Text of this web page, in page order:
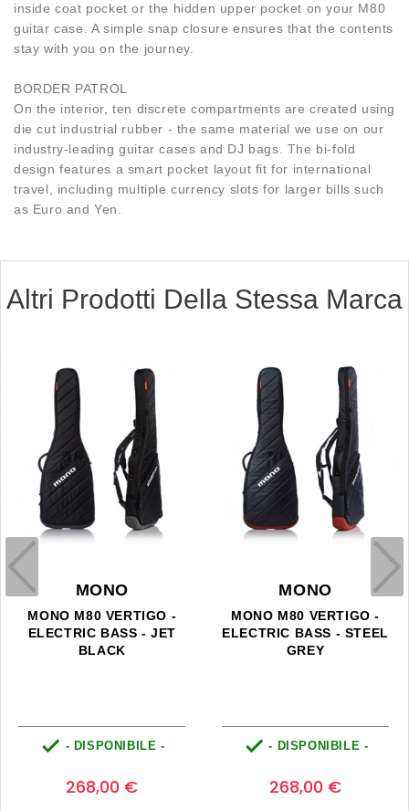
inside coat pocket or the hidden upper pocket on your M80
guitar case. A simple snap closure ensures that the contents
stay with you on the journey.
BORDER PATROL
On the interior, ten discrete compartments are created using
die cut industrial rubber - the same material we use on our
industry-leading guitar cases and DJ bags. The bi-fold
design features a smart pocket layout fit for international
travel, including multiple currency slots for larger bills such
as Euro and Yen.
Altri Prodotti Della Stessa Marca
MONO
MONO M80 VERTIGO -
ELECTRIC BASS - JET
BLACK
 - DISPONIBILE -
268,00 €
MONO
MONO M80 VERTIGO -
ELECTRIC BASS - STEEL
GREY
 - DISPONIBILE -
268,00 €